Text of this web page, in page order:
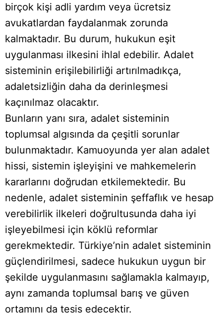
birçok kişi adli yardım veya ücretsiz
avukatlardan faydalanmak zorunda
kalmaktadır. Bu durum, hukukun eşit
uygulanması ilkesini ihlal edebilir. Adalet
sisteminin erişilebilirliği artırılmadıkça,
adaletsizliğin daha da derinleşmesi
kaçınılmaz olacaktır.
Bunların yanı sıra, adalet sisteminin
toplumsal algısında da çeşitli sorunlar
bulunmaktadır. Kamuoyunda yer alan adalet
hissi, sistemin işleyişini ve mahkemelerin
kararlarını doğrudan etkilemektedir. Bu
nedenle, adalet sisteminin şeffaflık ve hesap
verebilirlik ilkeleri doğrultusunda daha iyi
işleyebilmesi için köklü reformlar
gerekmektedir. Türkiye’nin adalet sisteminin
güçlendirilmesi, sadece hukukun uygun bir
şekilde uygulanmasını sağlamakla kalmayıp,
aynı zamanda toplumsal barış ve güven
ortamını da tesis edecektir.